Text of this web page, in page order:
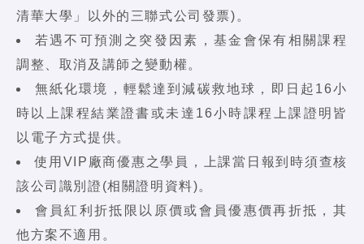
清華大學」以外的三聯式公司發票)。
若遇不可預測之突發因素，基金會保有相關課程
調整、取消及講師之變動權。
無紙化環境，輕鬆達到減碳救地球，即日起16小
時以上課程結業證書或未達16小時課程上課證明皆
以電子方式提供。
使用VIP廠商優惠之學員，上課當日報到時須查核
該公司識別證(相關證明資料)。
會員紅利折抵限以原價或會員優惠價再折抵，其
他方案不適用。